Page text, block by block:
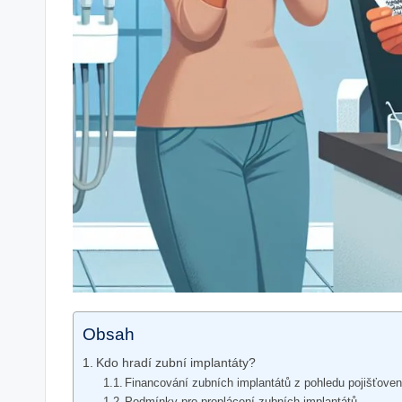
Obsah
Kdo hradí zubní implantáty?
Financování zubních implantátů z pohledu pojišťoven